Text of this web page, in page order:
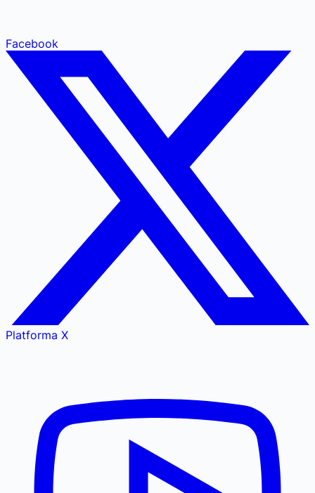
Facebook
Platforma X